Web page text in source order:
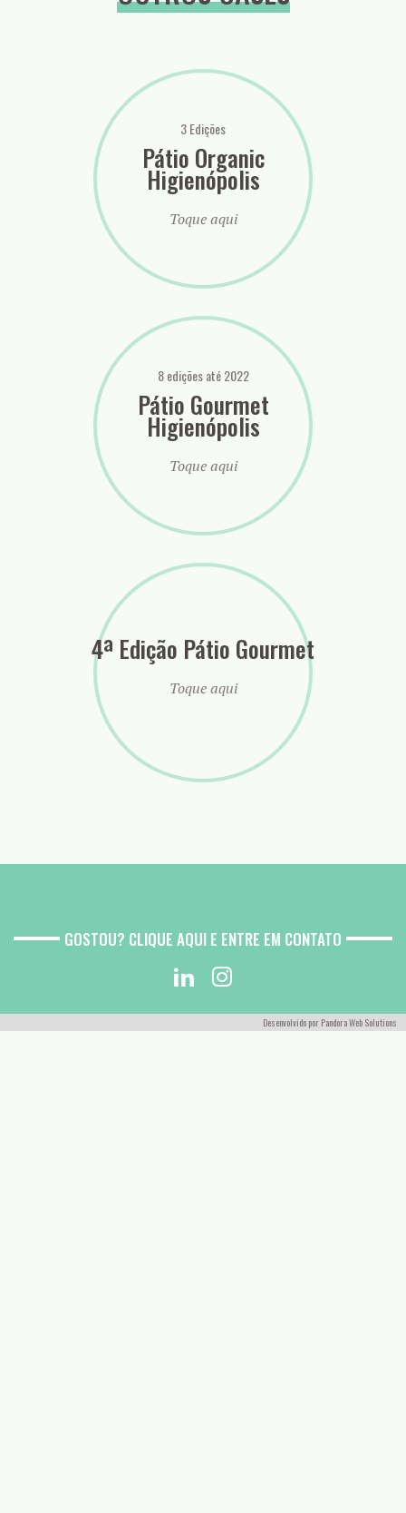
3 Edições
Pátio Organic
Higienópolis
Toque aqui
8 edições até 2022
Pátio Gourmet
Higienópolis
Toque aqui
4ª Edição Pátio Gourmet
Toque aqui
GOSTOU? CLIQUE AQUI E ENTRE EM CONTATO
Desenvolvido por Pandora Web Solutions